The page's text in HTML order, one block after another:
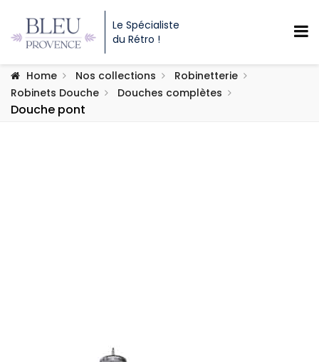
Le Spécialiste
du Rétro !
Home Nos collections
Robinetterie
Robinets Douche
Douches complètes
Douche pont